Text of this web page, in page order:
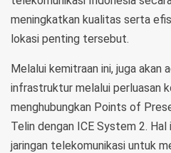
meningkatkan kualitas serta
lokasi penting tersebut.
Melalui kemitraan ini, juga akan
infrastruktur melalui perluasan
menghubungkan Points of
Telin dengan ICE System 2.
jaringan telekomunikasi untuk